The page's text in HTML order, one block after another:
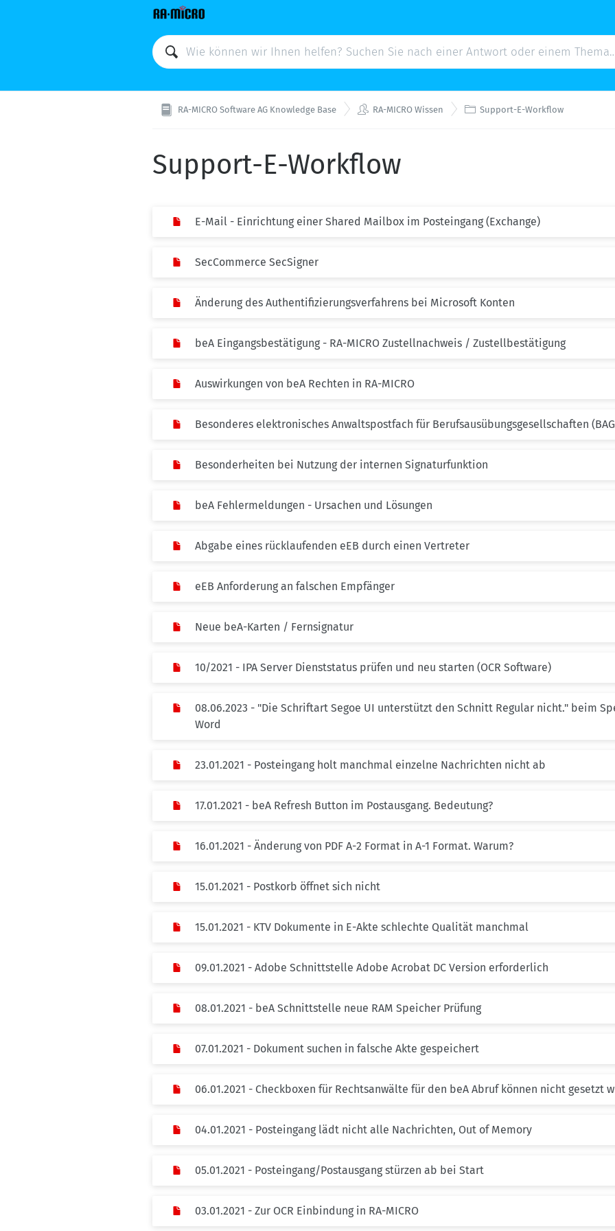
RA-MICRO Software AG Knowledge Base  RA-MICRO Wissen  Support-E-Workflow
Support-E-Workflow
E-Mail - Einrichtung einer Shared Mailbox im Posteingang (Exchange)
SecCommerce SecSigner
Änderung des Authentifizierungsverfahrens bei Microsoft Konten
beA Eingangsbestätigung - RA-MICRO Zustellnachweis / Zustellbestätigung
Auswirkungen von beA Rechten in RA-MICRO
Besonderes elektronisches Anwaltspostfach für Berufsausübungsgesellschaften
Besonderheiten bei Nutzung der internen Signaturfunktion
beA Fehlermeldungen - Ursachen und Lösungen
Abgabe eines rücklaufenden eEB durch einen Vertreter
eEB Anforderung an falschen Empfänger
Neue beA-Karten / Fernsignatur
10/2021 - IPA Server Dienststatus prüfen und neu starten (OCR Software)
08.06.2023 - "Die Schriftart Segoe UI unterstützt den Schnitt Regular nicht." beim
Word
23.01.2021 - Posteingang holt manchmal einzelne Nachrichten nicht ab
17.01.2021 - beA Refresh Button im Postausgang. Bedeutung?
16.01.2021 - Änderung von PDF A-2 Format in A-1 Format. Warum?
15.01.2021 - Postkorb öffnet sich nicht
15.01.2021 - KTV Dokumente in E-Akte schlechte Qualität manchmal
09.01.2021 - Adobe Schnittstelle Adobe Acrobat DC Version erforderlich
08.01.2021 - beA Schnittstelle neue RAM Speicher Prüfung
07.01.2021 - Dokument suchen in falsche Akte gespeichert
06.01.2021 - Checkboxen für Rechtsanwälte für den beA Abruf können nicht gesetzt
04.01.2021 - Posteingang lädt nicht alle Nachrichten, Out of Memory
05.01.2021 - Posteingang/Postausgang stürzen ab bei Start
03.01.2021 - Zur OCR Einbindung in RA-MICRO